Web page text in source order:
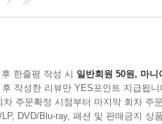
한줄평 작성 시 일반회원 50원, 마니
작성한 리뷰만 YES포인트 지급됩니
차 주문확정 시점부터 마지막 회차 주
DVD/Blu-ray, 패션 및 판매금지 상